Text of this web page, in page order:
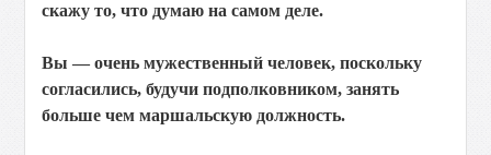
скажу то, что думаю на самом деле.
Вы — очень мужественный человек, поскольку
согласились, будучи подполковником, занять
больше чем маршальскую должность.